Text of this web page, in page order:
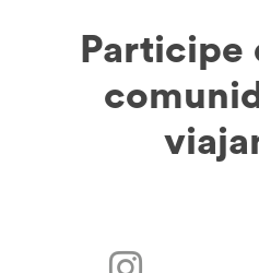
Participe